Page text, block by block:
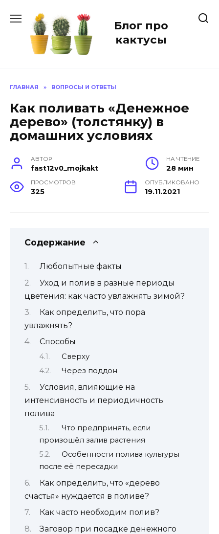
содержанию
Блог про
кактусы
ГЛАВНАЯ » ВОПРОСЫ И ОТВЕТЫ
Как поливать «Денежное
дерево» (толстянку) в
домашних условиях
АВТОР
fast12v0_mojkakt
НА ЧТЕНИЕ
28 мин
ПРОСМОТРОВ
325
ОПУБЛИКОВАНО
19.11.2021
Содержание
Любопытные факты
Уход и полив в разные периоды
цветения: как часто увлажнять зимой?
Как определить, что пора
увлажнять?
Способы
Сверху
Через поддон
Условия, влияющие на
интенсивность и периодичность
полива
Что предпринять, если
произошёл залив растения
Особенности полива культуры
после её пересадки
Как определить, что «дерево
счастья» нуждается в поливе?
Как часто необходим полив?
Заговор при посадке денежного